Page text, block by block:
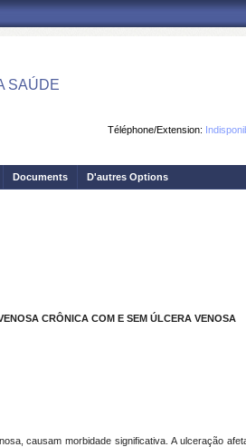
SAÚDE
Téléphone/Extension:
Documents D'autres Options
CRÔNICA COM E SEM ÚLCERA VENOSA
causam morbidade significativa. A ulceração